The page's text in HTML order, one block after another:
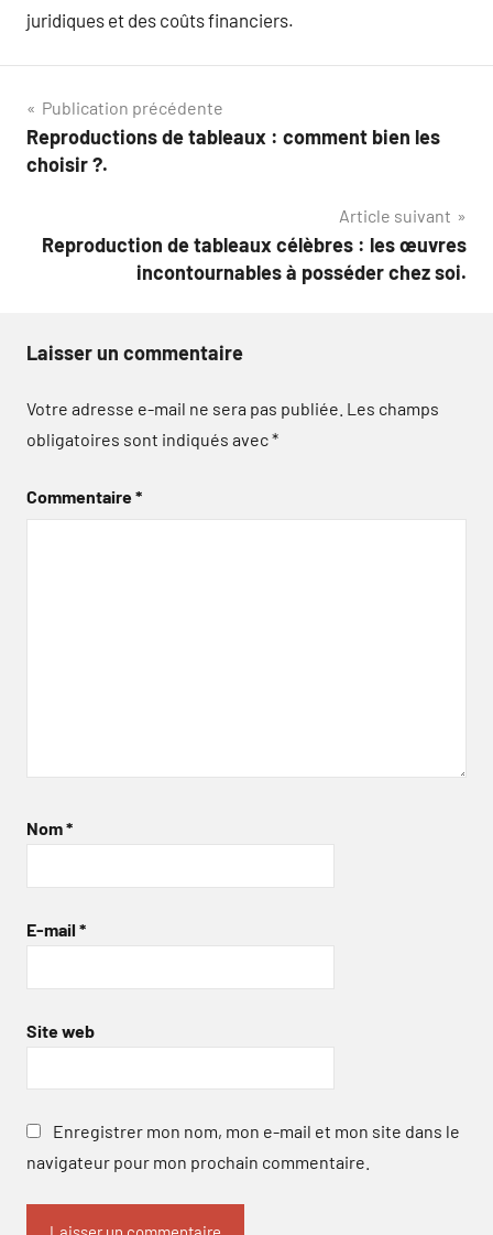
juridiques et des coûts financiers.
Navigation
de
Publication précédente
Reproductions de tableaux : comment bien les
choisir ?.
Article suivant
Reproduction de tableaux célèbres : les œuvres
incontournables à posséder chez soi.
Laisser un commentaire
Votre adresse e-mail ne sera pas publiée. Les champs
obligatoires sont indiqués avec*
Commentaire*
Nom*
E-mail *
Site web
Enregistrer mon nom, mon e-mail et mon site dans le
navigateur pour mon prochain commentaire.